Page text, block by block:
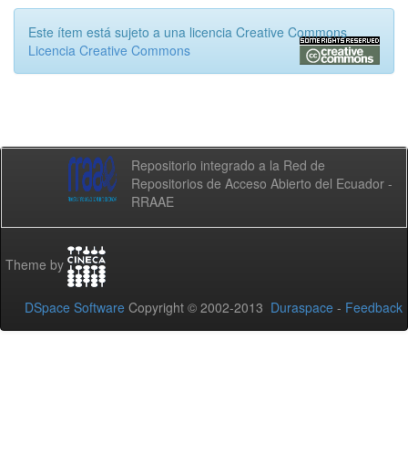
Este ítem está sujeto a una licencia Creative Commons
Licencia Creative Commons
Repositorio integrado a la Red de
Repositorios de Acceso Abierto del Ecuador -
RRAAE
Theme by
DSpace Software Copyright © 2002-2013 Duraspace - Feedback